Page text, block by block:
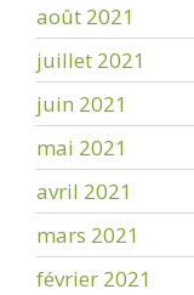
août 2021
juillet 2021
juin 2021
mai 2021
avril 2021
mars 2021
février 2021